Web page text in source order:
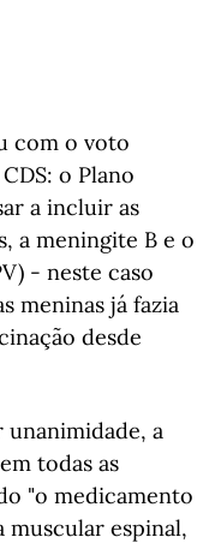
com o voto
o Plano
a incluir as
a meningite B e o
- neste caso
meninas já fazia
desde
unanimidade, a
todas as
"o medicamento
muscular espinal,